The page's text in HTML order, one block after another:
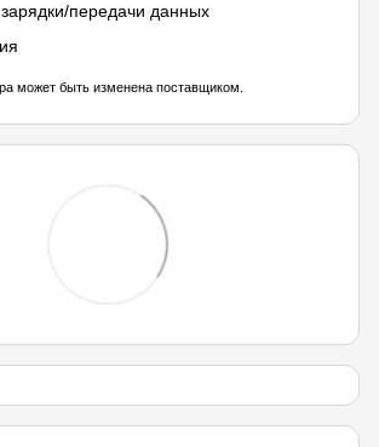
передачи данных
может быть изменена поставщиком.